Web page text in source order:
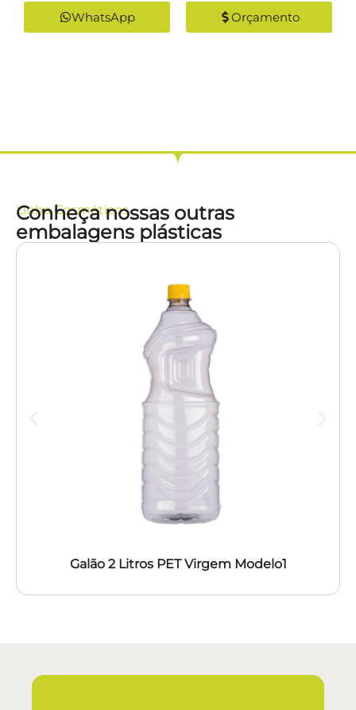
WhatsApp Orçamento
LinhaCosméticos
Conheça nossas outras
embalagens plásticas
Galão 2 Litros PET Virgem Modelo1